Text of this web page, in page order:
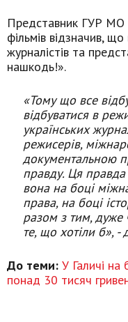
Представник ГУР МО
фільмів відзначив,
журналістів та
нашкодь!».
«Тому що все
відбуватися в
українських
режисерів,
документальною
правду. Ця
вона на боці
права, на боці
разом з тим, дуже
те, що хотіли б»,
До теми: У Галичі на
понад 30 тисяч